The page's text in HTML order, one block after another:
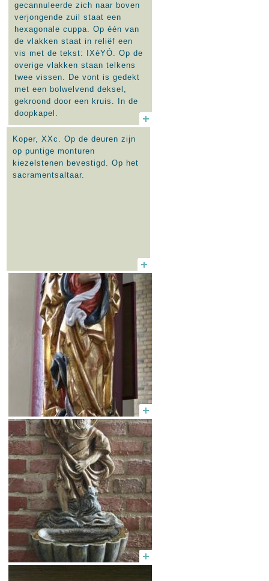
gecannuleerde zich naar boven
verjongende zuil staat een
hexagonale cuppa. Op één van
de vlakken staat in reliëf een
vis met de tekst: IXèYÓ. Op de
overige vlakken staan telkens
twee vissen. De vont is gedekt
met een bolwelvend deksel,
gekroond door een kruis. In de
doopkapel.
Koper, XXc. Op de deuren zijn
op puntige monturen
kiezelstenen bevestigd. Op het
sacramentsaltaar.